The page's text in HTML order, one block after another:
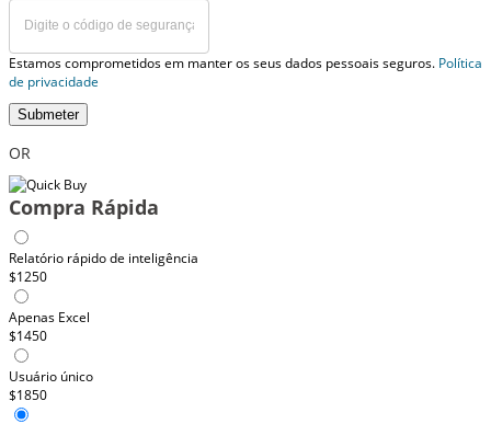
Estamos comprometidos em manter os seus dados pessoais seguros. Política
de privacidade
Submeter
OR
Compra Rápida
Relatório rápido de inteligência
$1250
Apenas Excel
$1450
Usuário único
$1850